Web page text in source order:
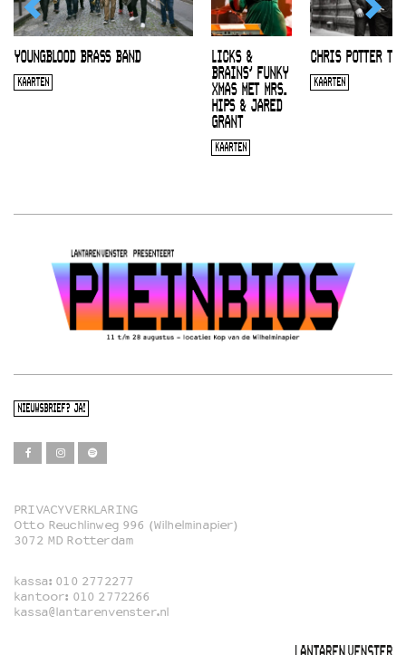
YOUNGBLOOD BRASS BAND
KAARTEN
LICKS &
BRAINS’ FUNKY
XMAS MET MRS.
HIPS & JARED
GRANT
KAARTEN
CHRIS POTTER
KAARTEN
NIEUWSBRIEF? JA!
Film
Familie
Film in English
PRIVACYVERKLARING
Otto Reuchlinweg 996 (Wilhelminapier)
3072 MD Rotterdam
kassa: 010 2772277
kantoor: 010 2772266
kassa@lantarenvenster.nl